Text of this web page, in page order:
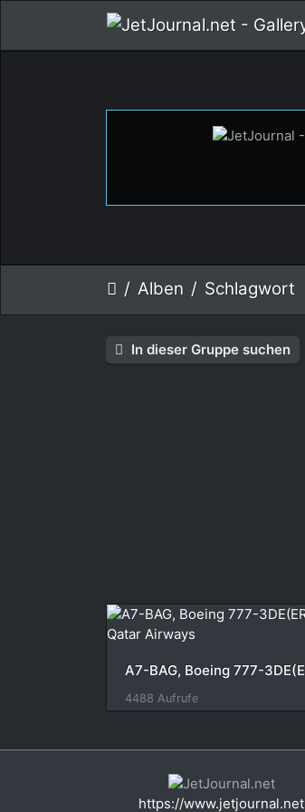
Alben Schlagwort
In dieser Gruppe suchen
4488 Aufrufe
https://www.jetjournal.net